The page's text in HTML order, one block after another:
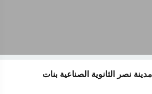
نصر الثانوية الصناعية بنات